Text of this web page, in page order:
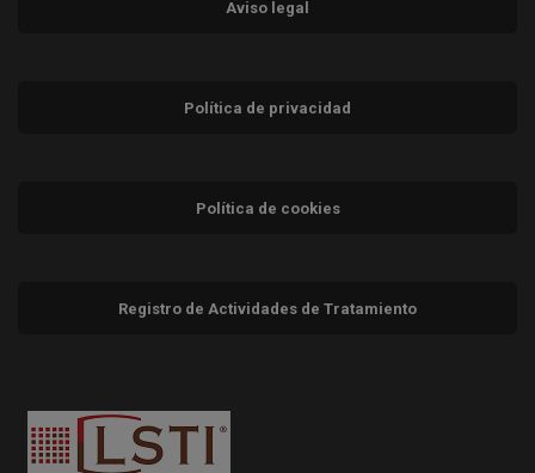
Aviso legal
Política de privacidad
Política de cookies
Registro de Actividades de Tratamiento